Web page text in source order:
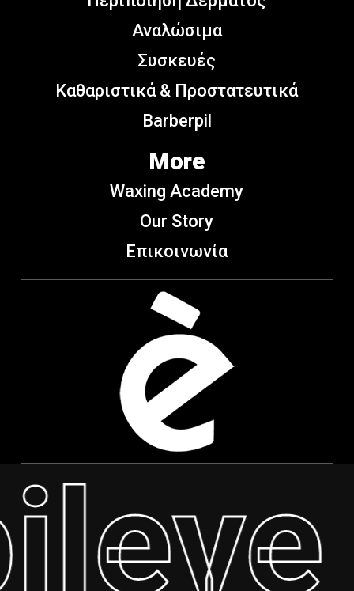
Αναλώσιμα
Συσκευές
Καθαριστικά & Προστατευτικά
Barberpil
More
Waxing Academy
Our Story
Επικοινωνία